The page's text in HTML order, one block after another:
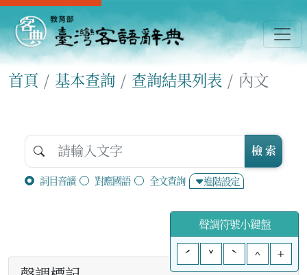
首頁 基本查詢 查詢結果列表 內文
詞目音讀 對應國語 全文查詢 進階設定
檢 索
聲調符號小鍵盤
ˊ
ˇ ˋ ^ +